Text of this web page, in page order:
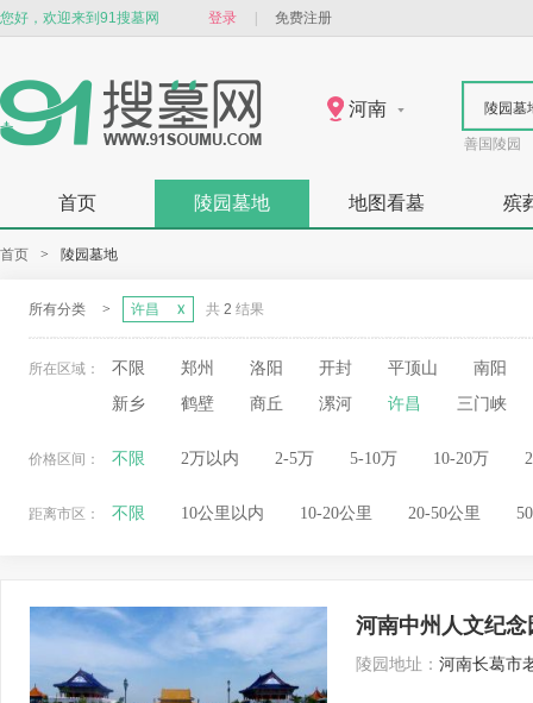
您好，欢迎来到91搜墓网 登录 免费注册
河南 陵园墓
善国陵园
首页 陵园墓地 地图看墓 殡
首页 > 陵园墓地
所有分类 > 许昌 共 2 结果
所在区域： 不限 郑州 洛阳 开封 平顶山
南阳
新乡
鹤壁 商丘 漯河 许昌 三门峡
价格区间： 不限 2万以内 2-5万 5-10万 10-20万
距离市区： 不限 10公里以内 10-20公里 20-50公里
河南中州人文纪念
陵园地址： 河南长葛市